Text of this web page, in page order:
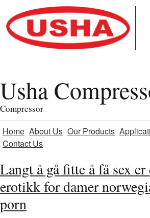
Usha
Compressor
Home About Us Our Products
Contact Us
Langt å gå fitte å få sex
erotikk for damer
porn